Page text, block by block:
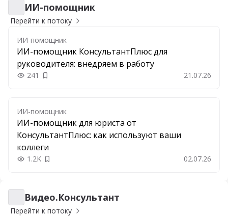
ИИ-помощник
ИИ-помощник
Перейти к потоку
ИИ-помощник
ИИ-помощник КонсультантПлюс для
руководителя: внедряем в работу
241 Добавить в закладки 21.07.26
ИИ-помощник
ИИ-помощник для юриста от
КонсультантПлюс: как используют ваши
коллеги
1.2K Добавить в закладки 02.07.26
Видео.Консультант
Видео.Консультант
Перейти к потоку